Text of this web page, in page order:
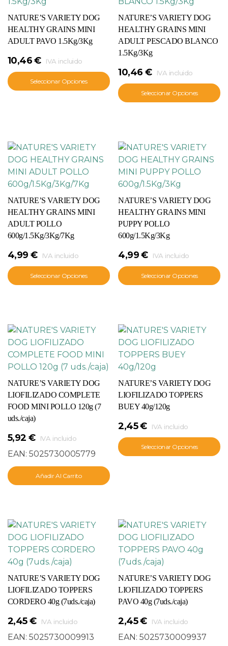
NATURE’S VARIETY DOG
HEALTHY GRAINS MINI
ADULT PAVO 1.5Kg/3Kg
10,46€ IVA incluido
Seleccionar Opciones
NATURE’S VARIETY DOG
HEALTHY GRAINS MINI
ADULT PESCADO BLANCO
1.5Kg/3Kg
10,46 € IVA incluido
Seleccionar Opciones
NATURE’S VARIETY DOG
HEALTHY GRAINS MINI
ADULT POLLO
600g/1.5Kg/3Kg/7Kg
4,99 € IVA incluido
Seleccionar Opciones
NATURE’S VARIETY DOG
HEALTHY GRAINS MINI
PUPPY POLLO
600g/1.5Kg/3Kg
4,99€ IVA incluido
Seleccionar Opciones
NATURE’S VARIETY DOG
LIOFILIZADO COMPLETE
FOOD MINI POLLO 120g (7
uds./caja)
5,92 € IVA incluido
EAN: 5025730005779
Añadir Al Carrito
NATURE’S VARIETY DOG
LIOFILIZADO TOPPERS
BUEY 40g/120g
2,45€ IVA incluido
Seleccionar Opciones
NATURE’S VARIETY DOG
LIOFILIZADO TOPPERS
CORDERO 40g (7uds./caja)
2,45€ IVA incluido
EAN: 5025730009913
NATURE’S VARIETY DOG
LIOFILIZADO TOPPERS
PAVO 40g (7uds./caja)
2,45€ IVA incluido
EAN:5025730009937